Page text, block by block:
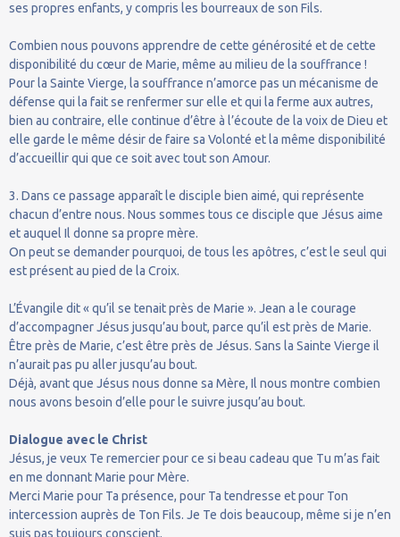
ses propres enfants, y compris les bourreaux de son Fils.
Combien nous pouvons apprendre de cette générosité et de cette
disponibilité du cœur de Marie, même au milieu de la souffrance !
Pour la Sainte Vierge, la souffrance n’amorce pas un mécanisme de
défense qui la fait se renfermer sur elle et qui la ferme aux autres,
bien au contraire, elle continue d’être à l’écoute de la voix de Dieu et
elle garde le même désir de faire sa Volonté et la même disponibilité
d’accueillir qui que ce soit avec tout son Amour.
3. Dans ce passage apparaît le disciple bien aimé, qui représente
chacun d’entre nous. Nous sommes tous ce disciple que Jésus aime
et auquel Il donne sa propre mère.
On peut se demander pourquoi, de tous les apôtres, c’est le seul qui
est présent au pied de la Croix.
L’Évangile dit « qu’il se tenait près de Marie ». Jean a le courage
d’accompagner Jésus jusqu’au bout, parce qu’il est près de Marie.
Être près de Marie, c’est être près de Jésus. Sans la Sainte Vierge il
n’aurait pas pu aller jusqu’au bout.
Déjà, avant que Jésus nous donne sa Mère, Il nous montre combien
nous avons besoin d’elle pour le suivre jusqu’au bout.
Dialogue avec le Christ
Jésus, je veux Te remercier pour ce si beau cadeau que Tu m’as fait
en me donnant Marie pour Mère.
Merci Marie pour Ta présence, pour Ta tendresse et pour Ton
intercession auprès de Ton Fils. Je Te dois beaucoup, même si je n’en
suis pas toujours conscient.